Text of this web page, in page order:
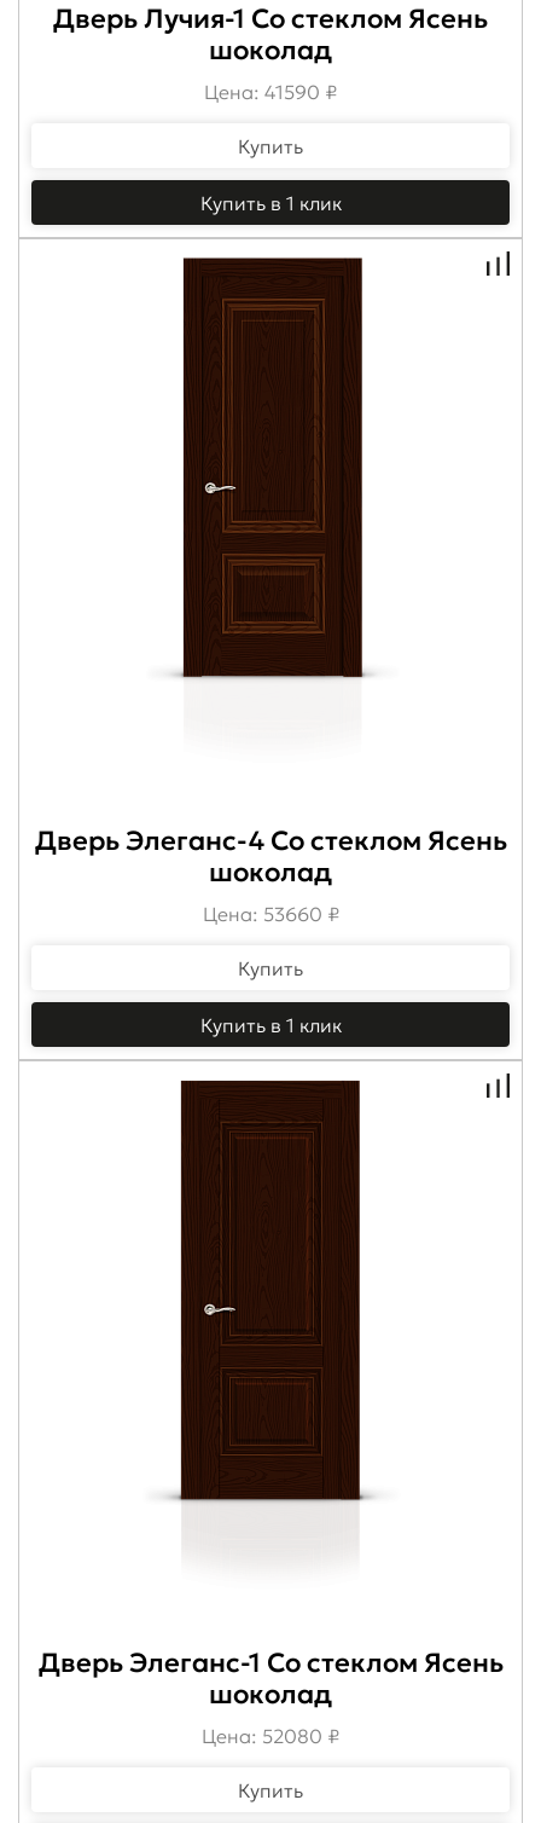
Дверь Лучия-1 Со стеклом Ясень
шоколад
Цена: 41590 ₽
Купить
Купить в 1 клик
Дверь Элеганс-4 Со стеклом Ясень
шоколад
Цена: 53660 ₽
Купить
Купить в 1 клик
Дверь Элеганс-1 Со стеклом Ясень
шоколад
Цена: 52080 ₽
Купить